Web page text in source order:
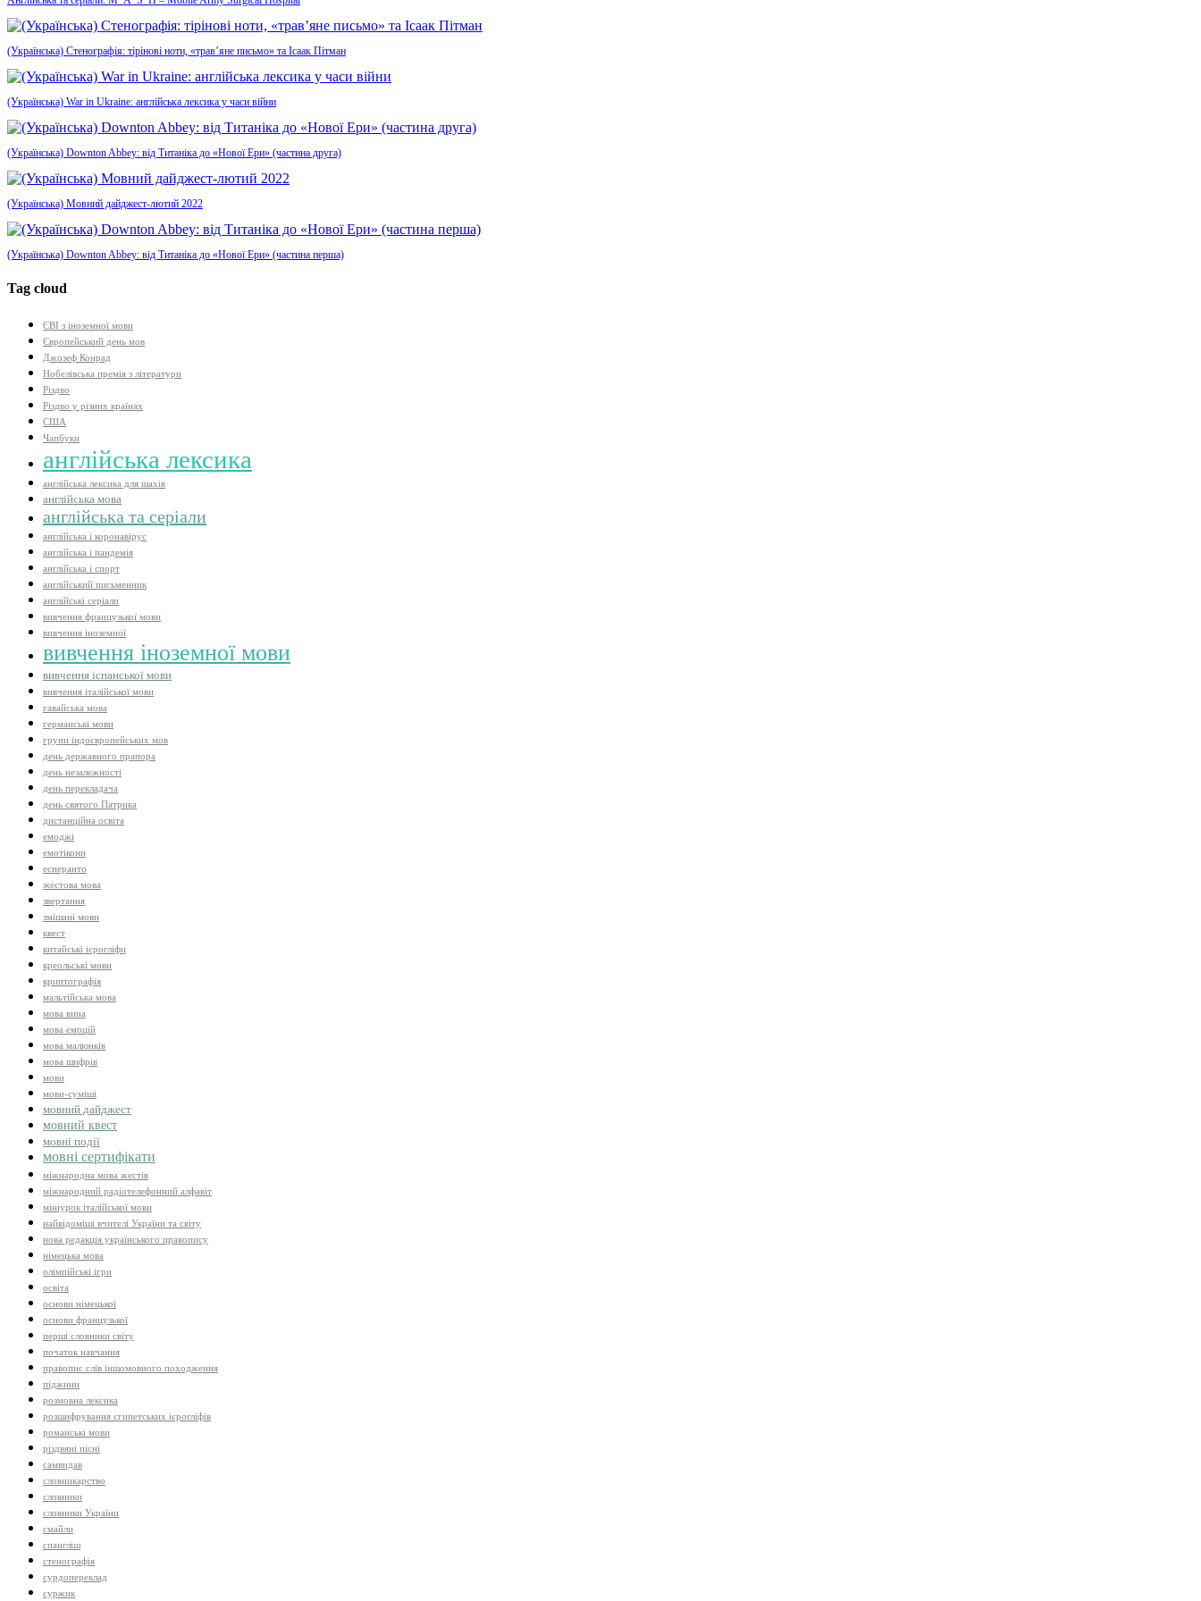
(Українська) Стенографія: тірінові ноти, «трав’яне письмо» та Ісаак Пітман
(Українська) War in Ukraine: англійська лексика у часи війни
(Українська) Downton Abbey: від Титаніка до «Нової Ери» (частина друга)
(Українська) Мовний дайджест-лютий 2022
(Українська) Downton Abbey: від Титаніка до «Нової Ери» (частина перша)
Tag cloud
ЄВІ з іноземної мови
Європейський день мов
Джозеф Конрад
Нобелівська премія з літератури
Різдво
Різдво у різних країнах
США
Чапбуки
англійська лексика
англійська лексика для шахів
англійська мова
англійська та серіали
англійська і коронавірус
англійська і пандемія
англійська і спорт
англійський письменник
англійські серіали
вивчення французької мови
вивчення іноземної
вивчення іноземної мови
вивчення іспанської мови
вивчення італійської мови
гавайська мова
германські мови
групи індоєвропейських мов
день державного прапора
день незалежності
день перекладача
день святого Патрика
дистанційна освіта
емоджі
емотікони
есперанто
жестова мова
звертання
змішані мови
квест
китайські ієрогліфи
креольські мови
криптографія
мальтійська мова
мова вина
мова емоцій
мова малюнків
мова шифрів
мови
мови-суміші
мовний дайджест
мовний квест
мовні події
мовні сертифікати
міжнародна мова жестів
міжнародний радіотелефонний алфавіт
мініурок італійської мови
найвідоміші вчителі України та світу
нова редакція українського правопису
німецька мова
олімпійські ігри
освіта
основи німецької
основи французької
перші словники світу
початок навчання
правопис слів іншомовного походження
піджини
розмовна лексика
розшифрування єгипетських ієрогліфів
романські мови
різдвяні пісні
самвидав
словникарство
словники
словники України
смайли
спангліш
стенографія
сурдопереклад
суржик